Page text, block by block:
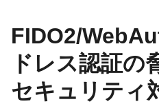
FIDO2/
ドレス認証の
セキュリティ